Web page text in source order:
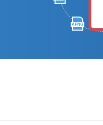
APNG